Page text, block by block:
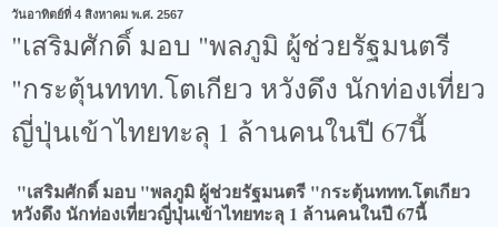
วันอาทิตย์ที่ 4 สิงหาคม พ.ศ. 2567
"เสริมศักดิ์ มอบ "พลภูมิ ผู้ช่วยรัฐมนตรี
"กระตุ้นททท.โตเกียว หวังดึง นักท่องเที่ยว
ญี่ปุ่นเข้าไทยทะลุ 1 ล้านคนในปี 67นี้
"เสริมศักดิ์ มอบ "พลภูมิ ผู้ช่วยรัฐมนตรี "กระตุ้นททท.โตเกียว
หวังดึง นักท่องเที่ยวญี่ปุ่นเข้าไทยทะลุ 1 ล้านคนในปี 67นี้